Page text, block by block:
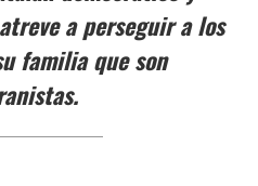
a perseguir a los
familia que son